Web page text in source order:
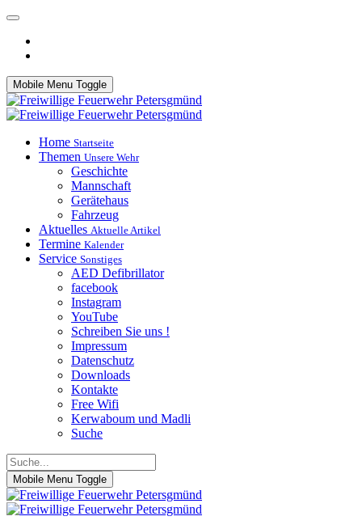
Mobile Menu Toggle
Home Startseite
Themen Unsere Wehr
Geschichte
Mannschaft
Gerätehaus
Fahrzeug
Aktuelles Aktuelle Artikel
Termine Kalender
Service Sonstiges
AED Defibrillator
facebook
Instagram
YouTube
Schreiben Sie uns !
Impressum
Datenschutz
Downloads
Kontakte
Free Wifi
Kerwaboum und Madli
Suche
Mobile Menu Toggle